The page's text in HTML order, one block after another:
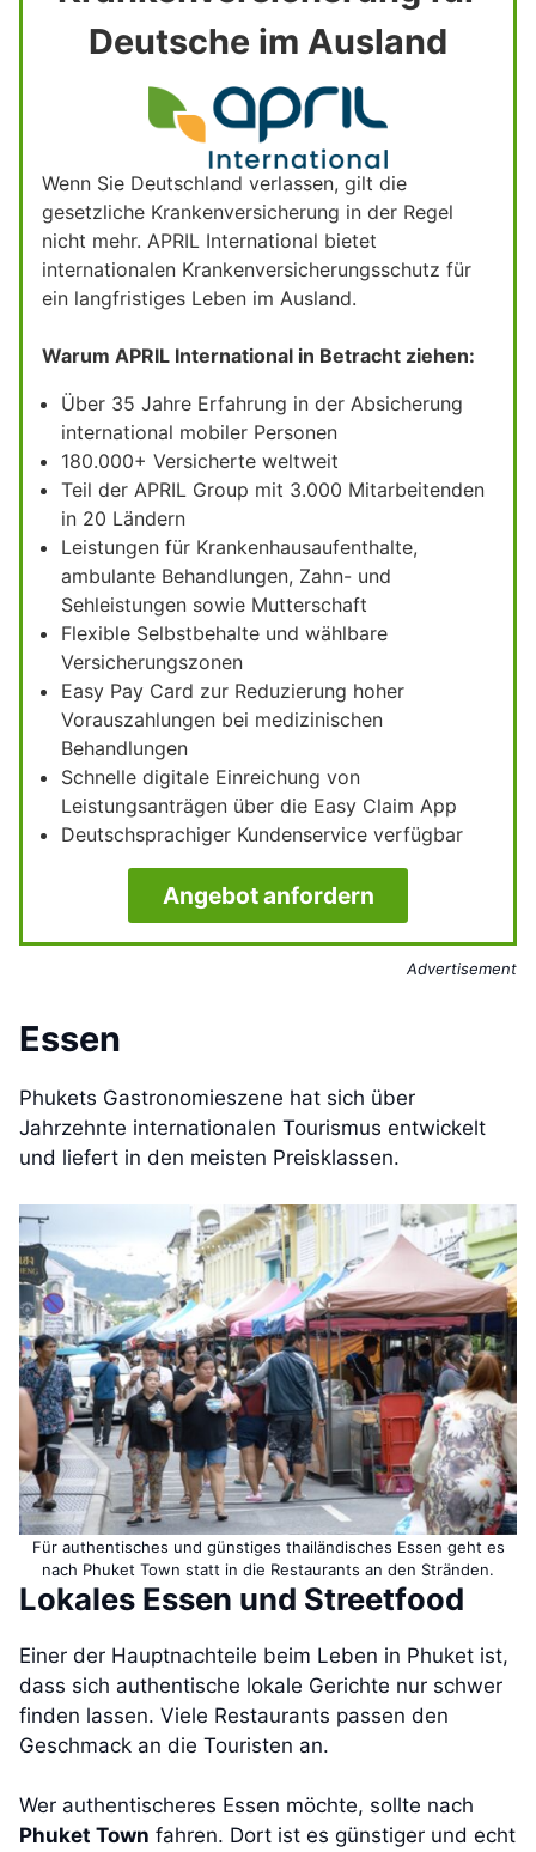
Deutsche im Ausland
Wenn Sie Deutschland verlassen, gilt die
gesetzliche Krankenversicherung in der Regel
nicht mehr. APRIL International bietet
internationalen Krankenversicherungsschutz für
ein langfristiges Leben im Ausland.
Warum APRIL International in Betracht ziehen:
Über 35 Jahre Erfahrung in der Absicherung
international mobiler Personen
180.000+ Versicherte weltweit
Teil der APRIL Group mit 3.000 Mitarbeitenden
in 20 Ländern
Leistungen für Krankenhausaufenthalte,
ambulante Behandlungen, Zahn- und
Sehleistungen sowie Mutterschaft
Flexible Selbstbehalte und wählbare
Versicherungszonen
Easy Pay Card zur Reduzierung hoher
Vorauszahlungen bei medizinischen
Behandlungen
Schnelle digitale Einreichung von
Leistungsanträgen über die Easy Claim App
Deutschsprachiger Kundenservice verfügbar
Angebot anfordern
Advertisement
Essen
Phukets Gastronomieszene hat sich über
Jahrzehnte internationalen Tourismus entwickelt
und liefert in den meisten Preisklassen.
Für authentisches und günstiges thailändisches Essen geht es
nach Phuket Town statt in die Restaurants an den Stränden.
Lokales Essen und Streetfood
Einer der Hauptnachteile beim Leben in Phuket ist,
dass sich authentische lokale Gerichte nur schwer
finden lassen. Viele Restaurants passen den
Geschmack an die Touristen an.
Wer authentischeres Essen möchte, sollte nach
Phuket Town fahren. Dort ist es günstiger und echt